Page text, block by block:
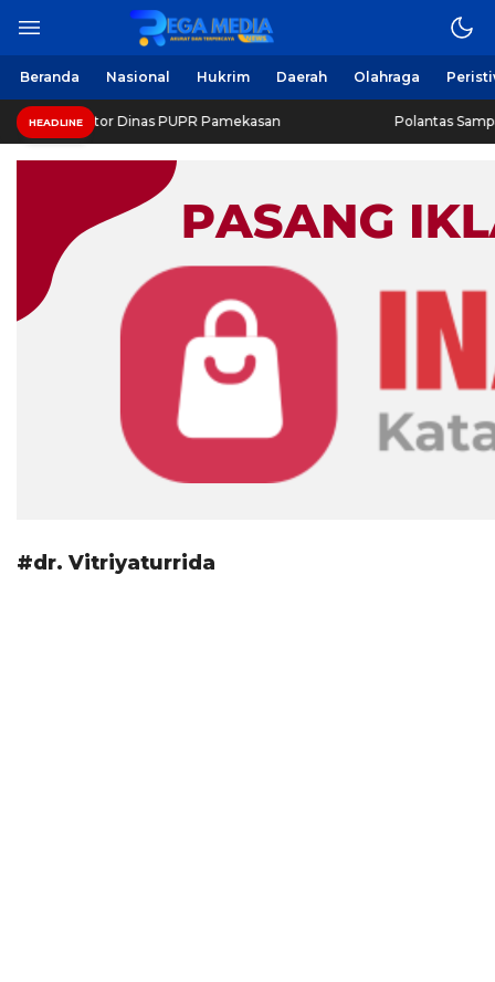
Regamedianews.com
Berita Harian Online
Beranda Nasional Hukrim Daerah Olahraga
HEADLINE
Kantor Dinas PUPR Pamekasan Polantas
#dr. Vitriyaturrida